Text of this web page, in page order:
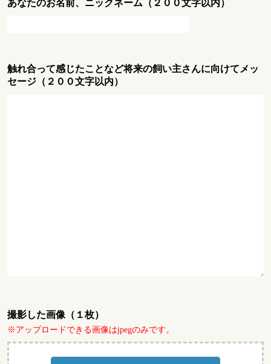
あなたのお名前、ニックネーム（２００文字以内）
触れ合って感じたことなど将来の飼い主さんに向けてメッ
セージ（２００文字以内）
撮影した画像（１枚）
※アップロードできる画像はjpegのみです。